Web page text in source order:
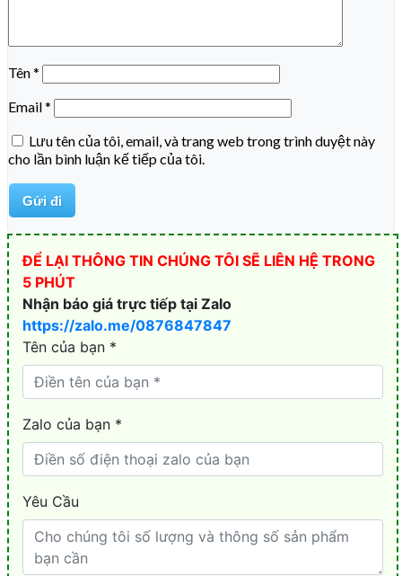
Tên*
Email*
Lưu tên của tôi, email, và trang web trong trình duyệt này
cho lần bình luận kế tiếp của tôi.